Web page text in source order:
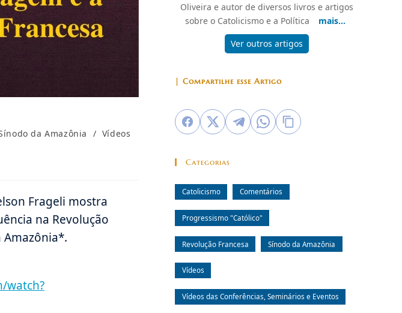
da Amazônia / Vídeos
Frageli mostra
na Revolução
Amazônia*.
watch?
Oliveira e autor de diversos livros e artigos
sobre o Catolicismo e a Política
mais...
Ver outros artigos
| Compartilhe esse Artigo
Categorias
Catolicismo Comentários
Progressismo "Católico"
Revolução Francesa Sínodo da Amazônia
Vídeos
Vídeos das Conferências, Seminários e Eventos